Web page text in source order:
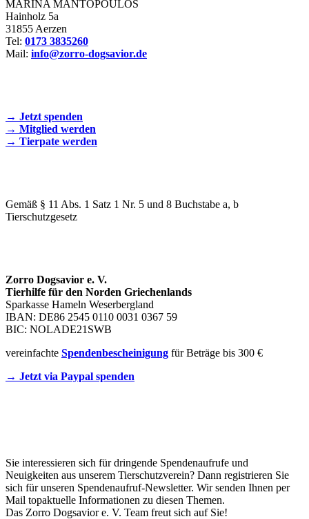
MARINA MANTOPOULOS
Hainholz 5a
31855 Aerzen
Tel: 0173 3835260
Mail: info@zorro-dogsavior.de
→ Jetzt spenden
→ Mitglied werden
→ Tierpate werden
Gemäß § 11 Abs. 1 Satz 1 Nr. 5 und 8 Buchstabe a, b
Tierschutzgesetz
Zorro Dogsavior e. V.
Tierhilfe für den Norden Griechenlands
Sparkasse Hameln Weserbergland
IBAN: DE86 2545 0110 0031 0367 59
BIC: NOLADE21SWB
vereinfachte Spendenbescheinigung für Beträge bis 300 €
→ Jetzt via Paypal spenden
Sie interessieren sich für dringende Spendenaufrufe und
Neuigkeiten aus unserem Tierschutzverein? Dann registrieren Sie
sich für unseren Spendenaufruf-Newsletter. Wir senden Ihnen per
Mail topaktuelle Informationen zu diesen Themen.
Das Zorro Dogsavior e. V. Team freut sich auf Sie!